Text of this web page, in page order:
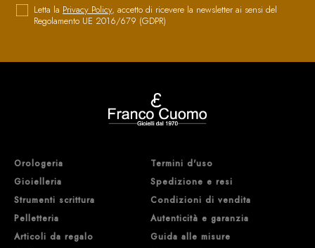
Letta la Privacy Policy, accetto di ricevere la newsletter ai sensi del
Regolamento UE 2016/679 (GDPR)
Orologeria
Gioielleria
Strumenti scrittura
Pelletteria
Articoli da regalo
Termini d'uso
Spedizione e resi
Condizioni di vendita
Autenticità e garanzia
Guida alle misure